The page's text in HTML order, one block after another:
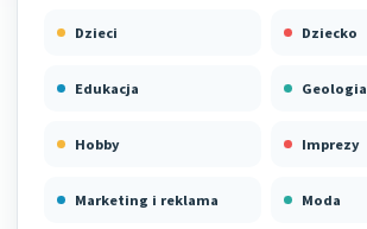
Dzieci Dziecko
Edukacja Geologia
Hobby Imprezy
Marketing i reklama Moda